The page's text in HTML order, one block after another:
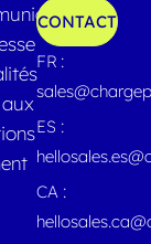
CONTACT
FR :
ES :
CA :